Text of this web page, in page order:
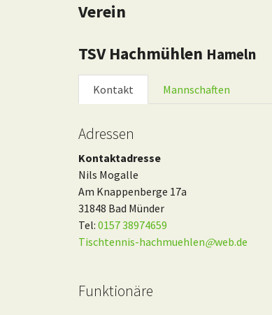
Verein
TSV Hachmühlen Hameln
Kontakt Mannschaften
Adressen
Kontaktadresse
Nils Mogalle
Am Knappenberge 17a
31848 Bad Münder
Tel: 0157 38974659
Tischtennis-hachmuehlen@web.de
Funktionäre